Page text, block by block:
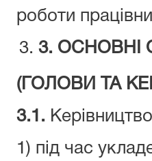
роботи
3. ОСНОВНІ
(ГОЛОВИ ТА
3.1.
1) під час